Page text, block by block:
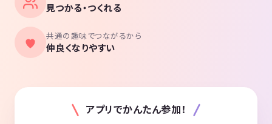
見つかる・つくれる
共通の趣味でつながるから
仲良くなりやすい
アプリでかんたん参加！